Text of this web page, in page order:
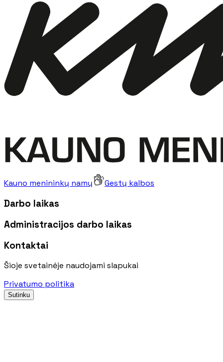
Kauno menininkų namų Gestų kalbos
Darbo laikas
Administracijos darbo laikas
Kontaktai
Šioje svetainėje naudojami slapukai
Privatumo politika
Sutinku